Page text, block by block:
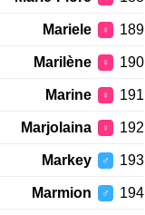
189
♀
Mariele
190
♀
Marilène
191
♀
Marine
192
♀
Marjolaina
193
♂
Markey
194
♂
Marmion